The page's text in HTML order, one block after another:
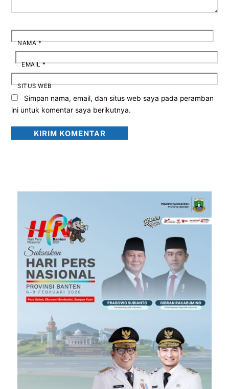
NAMA*
EMAIL*
SITUS WEB
Simpan nama, email, dan situs web saya pada peramban
ini untuk komentar saya berikutnya.